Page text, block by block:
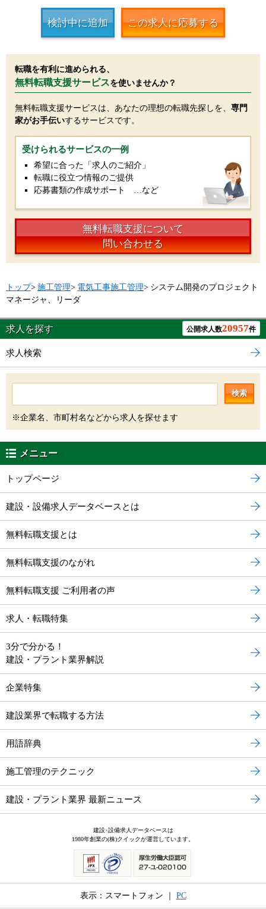
検討中に追加 この求人に応募する
転職を有利に進められる、
無料転職支援サービスを使いませんか？
無料転職支援サービスは、あなたの理想の転職先探しを、 専門
家がお手伝いするサービスです。
受けられるサービスの一例
希望に合った「求人のご紹介」
転職に役立つ情報のご提供
応募書類の作成サポート …など
無料転職支援について
問い合わせる
トップ> 施工管理> 電気工事施工管理> システム開発のプロジェクト
マネージャ、リーダ
求人を探す 公開求人数20957件
求人検索
検索
※企業名、市町村名などから求人を探せます
メニュー
トップページ
建設・設備求人データベースとは
無料転職支援とは
無料転職支援のながれ
無料転職支援 ご利用者の声
求人・転職特集
3分で分かる！
建設・プラント業界解説
企業特集
建設業界で転職する方法
用語辞典
施工管理のテクニック
建設・プラント業界 最新ニュース
建設･設備求人データベースは
1980年創業の(株)クイックが運営しています。
表示：スマートフォン ｜ PC